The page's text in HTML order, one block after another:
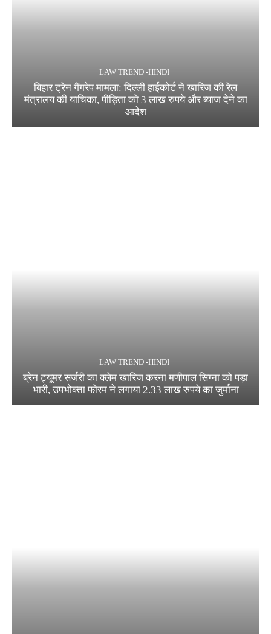
LAW TREND -HINDI
बिहार ट्रेन गैंगरेप मामला: दिल्ली हाईकोर्ट ने खारिज की रेल
मंत्रालय की याचिका, पीड़िता को 3 लाख रुपये और ब्याज देने का
आदेश
LAW TREND -HINDI
ब्रेन ट्यूमर सर्जरी का क्लेम खारिज करना मणीपाल सिग्ना को पड़ा
भारी, उपभोक्ता फोरम ने लगाया 2.33 लाख रुपये का जुर्माना